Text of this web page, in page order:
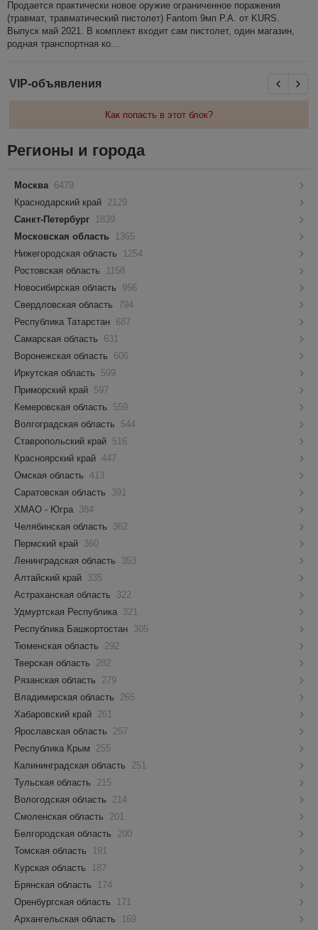
Продается практически новое оружие ограниченное поражения
(травмат, травматический пистолет) Fantom 9мп P.A. от KURS.
Выпуск май 2021. В комплект входит сам пистолет, один магазин,
родная транспортная ко...
VIP-объявления
Как попасть в этот блок?
Регионы и города
Москва 6479
Краснодарский край 2129
Санкт-Петербург 1839
Московская область 1365
Нижегородская область
1254
Ростовская область
1158
Новосибирская область
956
Свердловская область
794
Республика Татарстан 687
Самарская область
631
Воронежская область
606
Иркутская область
599
Приморский край 597
Кемеровская область
559
Волгоградская область
544
Ставропольский край 516
Красноярский край 447
Омская область 413
Саратовская область
391
ХМАО - Югра 384
Челябинская область
362
Пермский край 360
Ленинградская область
353
Алтайский край 335
Астраханская область
322
Удмуртская Республика 321
Республика Башкортостан 305
Тюменская область
292
Тверская область
282
Рязанская область
279
Владимирская область
265
Хабаровский край 261
Ярославская область
257
Республика Крым
255
Калининградская область
251
Тульская область
215
Вологодская область
214
Смоленская область
201
Белгородская область
200
Томская область
191
Курская область
187
Брянская область
174
Оренбургская область
171
Архангельская область
169